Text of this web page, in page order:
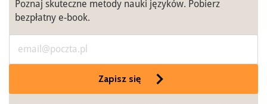
Poznaj skuteczne metody nauki języków. Pobierz
bezpłatny e-book.
Zapisz się